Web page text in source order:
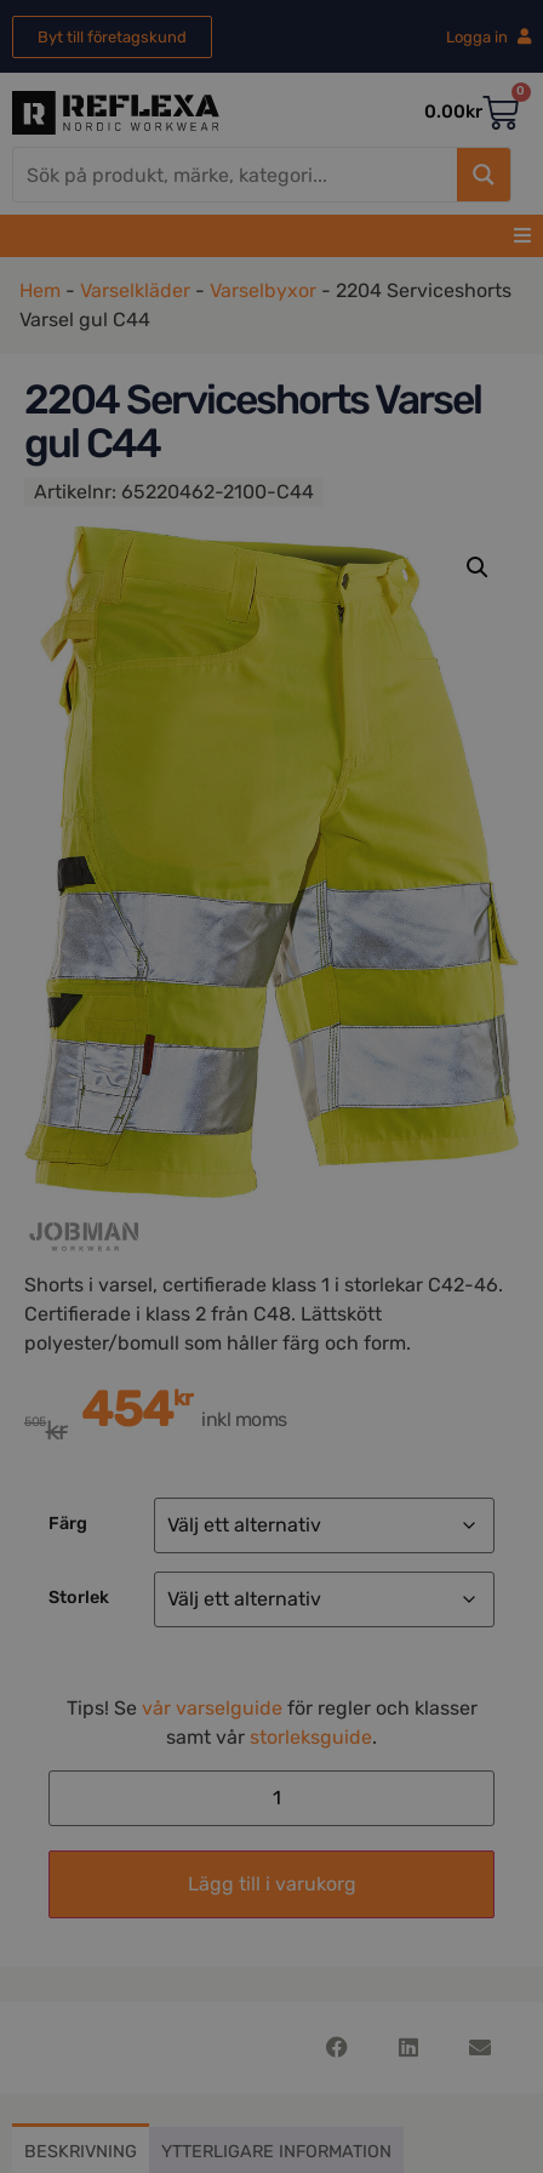
Byt till företagskund Logga in
0.00kr
0
Hem - Varselkläder - Varselbyxor - 2204 Serviceshorts
Varsel gul C44
2204 Serviceshorts Varsel
gul C44
Artikelnr: 65220462-2100-C44
Shorts i varsel, certifierade klass 1 i storlekar C42-46.
Certifierade i klass 2 från C48. Lättskött
polyester/bomull som håller färg och form.
505kr 454kr
inkl moms
Färg
Storlek
Tips! Se vår varselguide för regler och klasser
samt vår storleksguide.
Lägg till i varukorg
BESKRIVNING YTTERLIGARE INFORMATION